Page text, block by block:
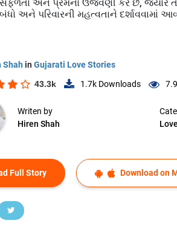
સફળતા અને પ્રેમનો ઉજવણી કરે છે, જ્યારે
અને પરિવારની મહત્વતાને
Shah in Gujarati Love Stories
43.3k 1.7k Downloads
Writen by
Hiren Shah
Full Story Download on